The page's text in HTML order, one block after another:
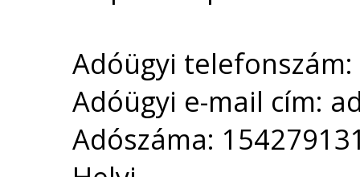
Adóügyi
Adóügyi e-mail cím:
Adószáma: